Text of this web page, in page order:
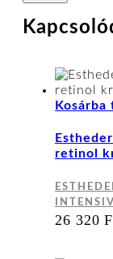
Kosárba
retinol
26 320